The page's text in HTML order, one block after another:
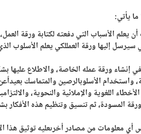
يأتي:
يعلم الأسباب التي دفعته لكتابة ورقة
إليها ورقة العمللكي يعلم الأسلوب
إنشاء ورقة عمله الخاصة، والاطلاع عليها
واستخدام الأسلوبالرصين والمتماسك
اللغوية والإملائية والنحوية،
المسودة، ثم تنسيق وتنظيم هذه
أي معلومات من مصادر أخرىعليه توثيق هذا